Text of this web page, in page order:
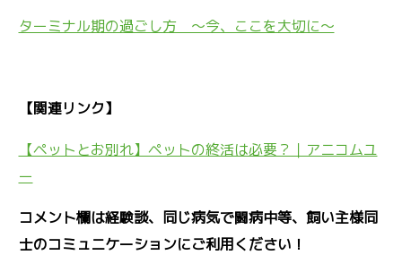
ターミナル期の過ごし方 〜今、ここを大切に〜
【関連リンク】
【ペットとお別れ】ペットの終活は必要？｜アニコムユ
ー
コメント欄は経験談、同じ病気で闘病中等、飼い主様同
士のコミュニケーションにご利用ください！